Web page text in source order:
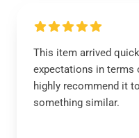
This item arrived
expectations in terms
highly recommend it
something similar.